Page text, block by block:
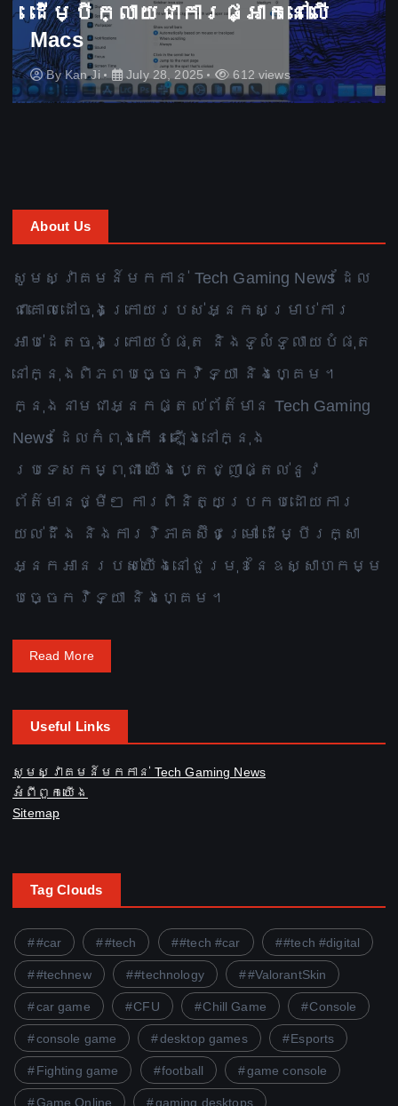
ដើម្បី​ក្លាយ​ជា​ការ​ផ្អាក​នៅ​លើ
Macs
ByKan Ji July 28, 2025 612 views
About Us
សូមស្វាគមន៍មកកាន់ Tech Gaming News ដែល
ជាគោលដៅចុងក្រោយរបស់អ្នកសម្រាប់ការ
អាប់ដេតចុងក្រោយបំផុត និងទូលំទូលាយបំផុត
នៅក្នុងពិភពបច្ចេកវិទ្យា និងហ្គេម។
ក្នុងនាមជាអ្នកផ្តល់ព័ត៌មាន Tech Gaming
News ដែលកំពុងកើនឡើងនៅក្នុង
ប្រទេសកម្ពុជា យើងប្តេជ្ញាផ្តល់នូវ
ព័ត៌មានថ្មីៗ ការពិនិត្យប្រកបដោយការ
យល់ដឹង និងការវិភាគស៊ីជម្រៅ ដើម្បីរក្សា
អ្នកអានរបស់យើងនៅជួរមុខនៃឧស្សាហកម្ម
បច្ចេកវិទ្យា និងហ្គេម។
Read More
Useful Links
សូមស្វាគមន៍មកកាន់ Tech Gaming News
អំពី​ពួក​យើង
Sitemap
Tag Clouds
#car #tech #tech #car #tech #digital
#technew #technology #ValorantSkin
car game CFU Chill Game Console
console game desktop games Esports
Fighting game football game console
Game Online gaming desktops